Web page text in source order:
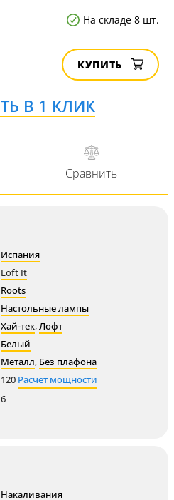
На складе 8 шт.
КУПИТЬ
Испания
Loft It
Roots
Настольные лампы
Хай-тек,Лофт
Белый
Металл, Без плафона
120 Расчет мощности
6
Накаливания